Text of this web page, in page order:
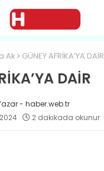
Ak GÜNEY AFRİKA’YA DAİR
DAİR
- haber.web.tr
2 dakikada okunur